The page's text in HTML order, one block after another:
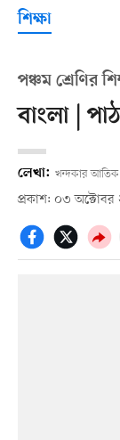
শিক্ষা
পঞ্চম শ্রেণির
বাংলা |
লেখা: খন্দকার আতিক
প্রকাশ: ০৩